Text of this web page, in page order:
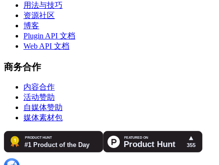
用法与技巧
资源社区
博客
Plugin API 文档
Web API 文档
商务合作
内容合作
活动赞助
自媒体赞助
媒体素材包